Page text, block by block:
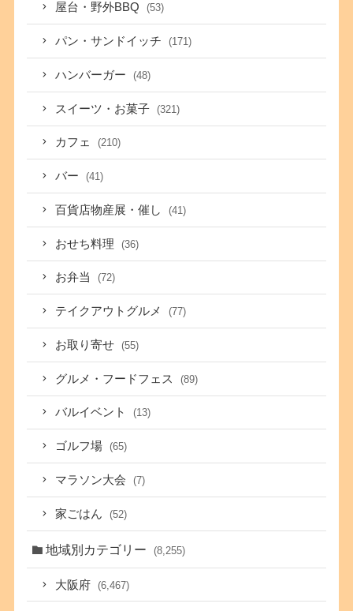
屋台・野外BBQ (53)
パン・サンドイッチ (171)
ハンバーガー (48)
スイーツ・お菓子 (321)
カフェ (210)
バー (41)
百貨店物産展・催し (41)
おせち料理 (36)
お弁当 (72)
テイクアウトグルメ (77)
お取り寄せ (55)
グルメ・フードフェス (89)
バルイベント (13)
ゴルフ場 (65)
マラソン大会 (7)
家ごはん (52)
地域別カテゴリー (8,255)
大阪府 (6,467)